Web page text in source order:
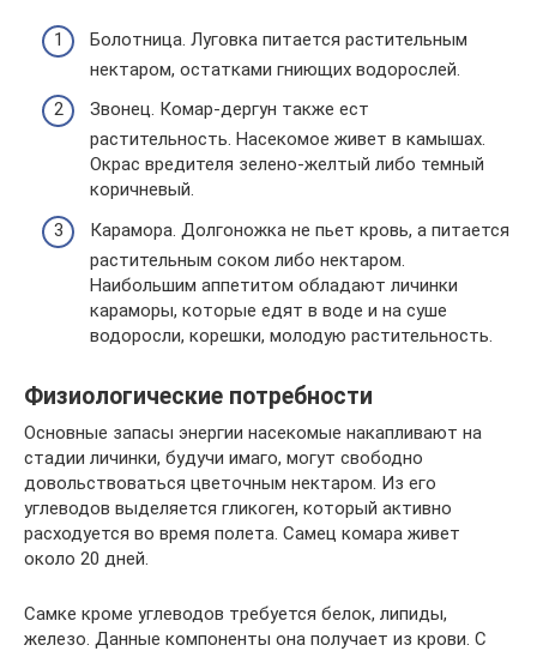
Болотница. Луговка питается растительным
нектаром, остатками гниющих водорослей.
Звонец. Комар-дергун также ест
растительность. Насекомое живет в камышах.
Окрас вредителя зелено-желтый либо темный
коричневый.
Карамора. Долгоножка не пьет кровь, а питается
растительным соком либо нектаром.
Наибольшим аппетитом обладают личинки
караморы, которые едят в воде и на суше
водоросли, корешки, молодую растительность.
Физиологические потребности
Основные запасы энергии насекомые накапливают на
стадии личинки, будучи имаго, могут свободно
довольствоваться цветочным нектаром. Из его
углеводов выделяется гликоген, который активно
расходуется во время полета. Самец комара живет
около 20 дней.
Самке кроме углеводов требуется белок, липиды,
железо. Данные компоненты она получает из крови. С